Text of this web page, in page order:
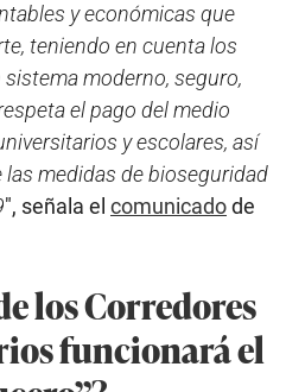
y económicas que
teniendo en cuenta los
moderno, seguro,
el pago del medio
y escolares, así
medidas de bioseguridad
″, señala el comunicadode
los Corredores
funcionará el